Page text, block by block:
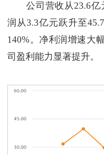
公司营收从23.6亿
润从3.3亿元跃升至
140%。净利润增速大
司盈利能力显著提升。